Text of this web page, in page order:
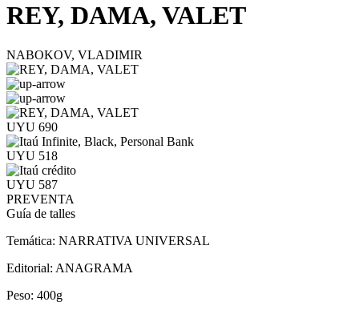
REY, DAMA, VALET
NABOKOV, VLADIMIR
UYU 690
UYU 518
UYU 587
PREVENTA
Guía de talles
Temática: NARRATIVA UNIVERSAL
Editorial: ANAGRAMA
Peso: 400g